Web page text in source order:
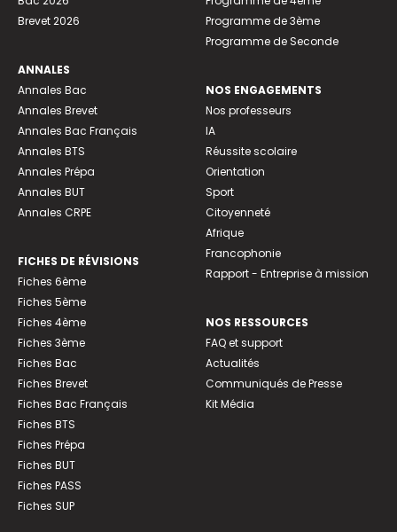
Brevet 2026
ANNALES
Annales Bac
Annales Brevet
Annales Bac Français
Annales BTS
Annales Prépa
Annales BUT
Annales CRPE
FICHES DE RÉVISIONS
Fiches 6ème
Fiches 5ème
Fiches 4ème
Fiches 3ème
Fiches Bac
Fiches Brevet
Fiches Bac Français
Fiches BTS
Fiches Prépa
Fiches BUT
Fiches PASS
Fiches SUP
Programme de 3ème
Programme de Seconde
NOS ENGAGEMENTS
Nos professeurs
IA
Réussite scolaire
Orientation
Sport
Citoyenneté
Afrique
Francophonie
Rapport - Entreprise à mission
NOS RESSOURCES
FAQ et support
Actualités
Communiqués de Presse
Kit Média